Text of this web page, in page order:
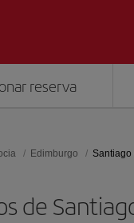
reserva
Edimburgo
de